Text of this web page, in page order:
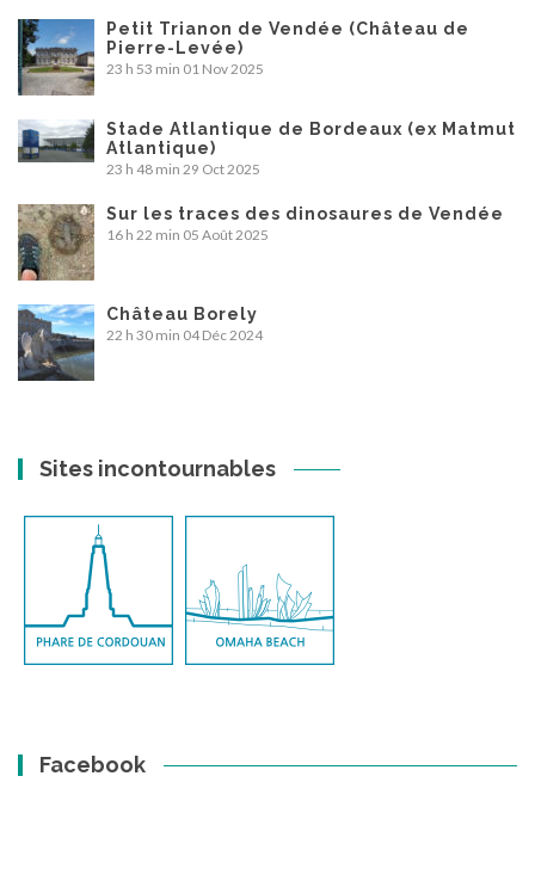
Petit Trianon de Vendée (Château de
Pierre-Levée)
23 h 53 min 01 Nov 2025
Stade Atlantique de Bordeaux (ex Matmut
Atlantique)
23 h 48 min 29 Oct 2025
Sur les traces des dinosaures de Vendée
16 h 22 min 05 Août 2025
Château Borely
22 h 30 min 04 Déc 2024
Sites incontournables
Facebook